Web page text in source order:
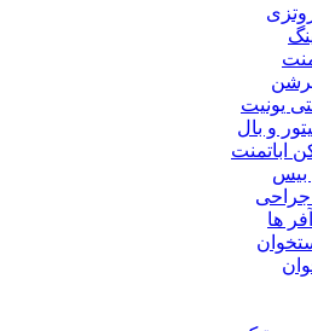
یونیت
و بال
اباتمنت
بیس
ها